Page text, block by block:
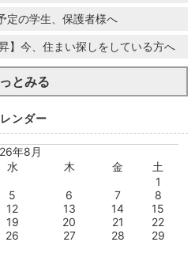
定の学生、保護者様へ
】今、住まい探しをしている方へ
とみる
ンダー
年8月
水 木 金
土
1
5 6 7
8
12 13 14
15
19 20 21
22
26 27 28
29